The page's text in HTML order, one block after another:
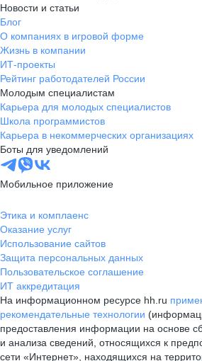
Новости и статьи
Блог
О компаниях в игровой форме
Жизнь в компании
ИТ-проекты
Рейтинг работодателей России
Молодым специалистам
Карьера для молодых специалистов
Школа программистов
Карьера в некоммерческих организациях
Боты для уведомлений
Мобильное приложение
Этика и комплаенс
Оказание услуг
Использование сайтов
Защита персональных данных
Пользовательское соглашение
ИТ аккредитация
На информационном ресурсе hh.ru
рекомендательные технологии
предоставления информации на основе
и анализа сведений, относящихся к
сети «Интернет», находящихся на